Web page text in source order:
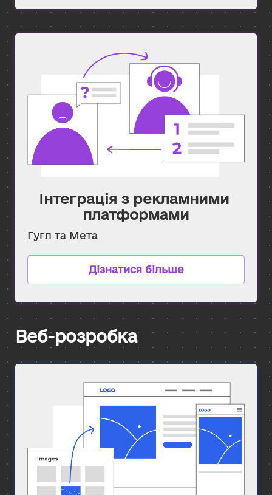
Інтеграція з рекламними
платформами
Гугл та Мета
Дізнатися більше
Веб-розробка